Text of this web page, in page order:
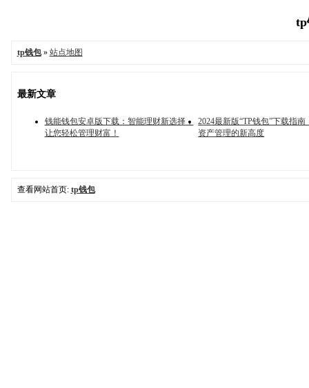
tp
tp钱包» 站点地图
最新文章
钱能钱包安卓版下载：智能理财新选择，
让您轻松管理财富！
2024最新版“TP钱包”下载指
资产管理的新高度
查看网站首页: tp钱包